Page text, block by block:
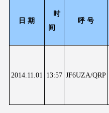
日 期
时
间
呼 号
2014.11.01 13:57 JF6UZA/QRP